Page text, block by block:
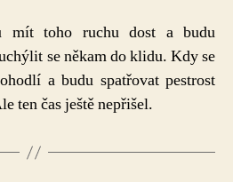
mít toho ruchu dost a budu
se někam do klidu. Kdy se
a budu spatřovat pestrost
ten čas ještě nepřišel.